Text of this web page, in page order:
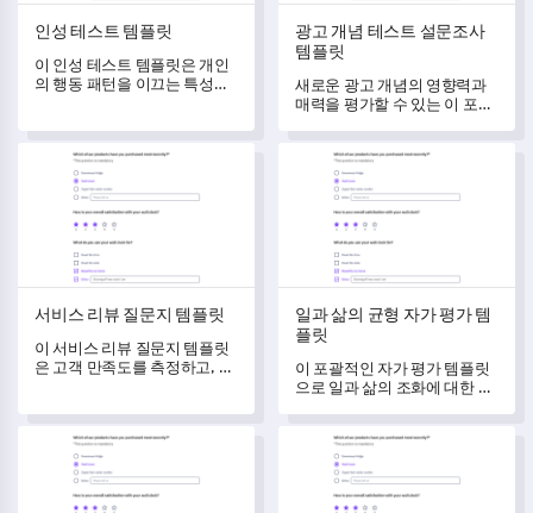
인성 테스트 템플릿
이 인성 테스트 템플릿은 개인
의 행동 패턴을 이끄는 특성에
광고 개념 테스트 설문조사
템플릿
새로운 광고 개념의 영향력과
매력을 평가할 수 있는 이 포괄
강화하세요.
서비스 리뷰 질문지 템플릿
서비스 리뷰 질문지 템플릿
이 서비스 리뷰 질문지 템플릿
은 고객 만족도를 측정하고, 서
줍니다.
일과 삶의 균형 자가 평가 템플
일과 삶의 균형 자가 평가 템
플릿
이 포괄적인 자가 평가 템플릿
으로 일과 삶의 조화에 대한 더
소매점 고객 만족도 조사 템플릿 브랜드 경험 설문지 템플릿